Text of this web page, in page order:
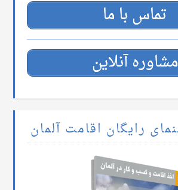
تماس با ما
مشاوره آنلاین
رایگان اقامت آلمان